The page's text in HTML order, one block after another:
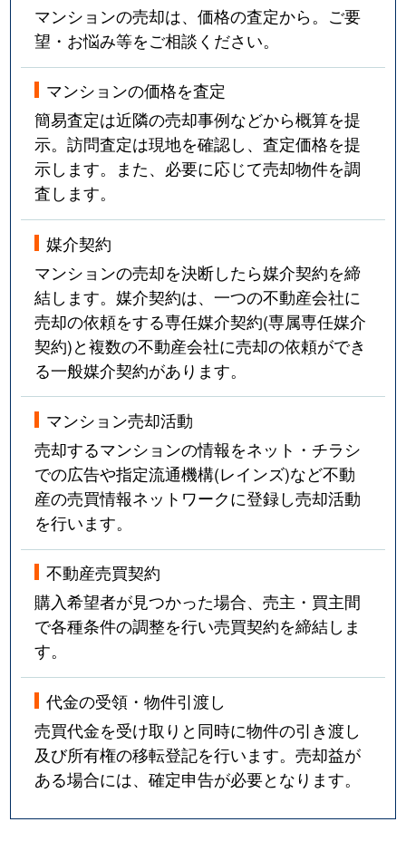
マンションの売却は、価格の査定から。ご要
望・お悩み等をご相談ください。
マンションの価格を査定
簡易査定は近隣の売却事例などから概算を提
示。訪問査定は現地を確認し、査定価格を提
示します。また、必要に応じて売却物件を調
査します。
媒介契約
マンションの売却を決断したら媒介契約を締
結します。媒介契約は、一つの不動産会社に
売却の依頼をする専任媒介契約(専属専任媒介
契約)と複数の不動産会社に売却の依頼ができ
る一般媒介契約があります。
マンション売却活動
売却するマンションの情報をネット・チラシ
での広告や指定流通機構(レインズ)など不動
産の売買情報ネットワークに登録し売却活動
を行います。
不動産売買契約
購入希望者が見つかった場合、売主・買主間
で各種条件の調整を行い売買契約を締結しま
す。
代金の受領・物件引渡し
売買代金を受け取りと同時に物件の引き渡し
及び所有権の移転登記を行います。売却益が
ある場合には、確定申告が必要となります。